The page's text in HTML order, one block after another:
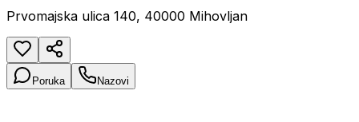
Prvomajska ulica 140, 40000 Mihovljan
Poruka Nazovi